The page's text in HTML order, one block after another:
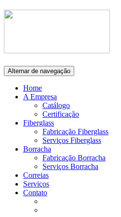
Alternar de navegação
Home
A Empresa
Catálogo
Certificação
Fiberglass
Fabricação Fiberglass
Serviços Fiberglass
Borracha
Fabricação Borracha
Serviços Borracha
Correias
Serviços
Contato